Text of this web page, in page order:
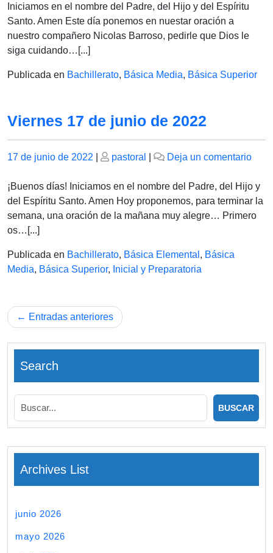
Iniciamos en el nombre del Padre, del Hijo y del Espíritu
Santo. Amen Este día ponemos en nuestar oración a
nuestro compañero Nicolas Barroso, pedirle que Dios le
siga cuidando…[...]
Publicada en Bachillerato, Básica Media, Básica Superior
Viernes 17 de junio de 2022
Publicado
17 de junio de 2022
Publicado
pastoral Deja un comentarioen
17
de
¡Buenos días! Iniciamos en el nombre del Padre, del Hijo y
del Espíritu Santo. Amen Hoy proponemos, para terminar la
semana, una oración de la mañana muy alegre… Primero
os…[...]
Publicada en Bachillerato, Básica Elemental , Básica
Media, Básica Superior, Inicial y Preparatoria
Navegación
de
entradas
Entradas anteriores
Search
Archives List
junio 2026
mayo 2026